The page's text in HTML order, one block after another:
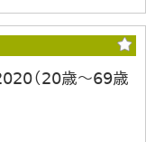
（20歳～69歳